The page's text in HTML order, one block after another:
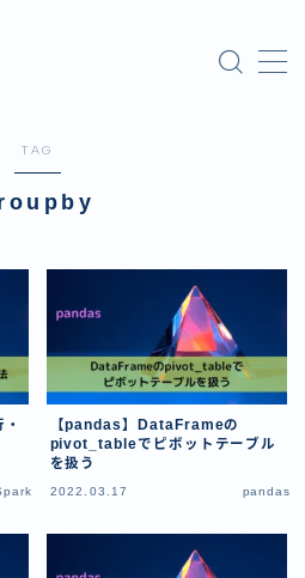
TAG
【pandas】DataFrameの
pivot_tableでピボットテーブル
を扱う
2022.03.17 pandas